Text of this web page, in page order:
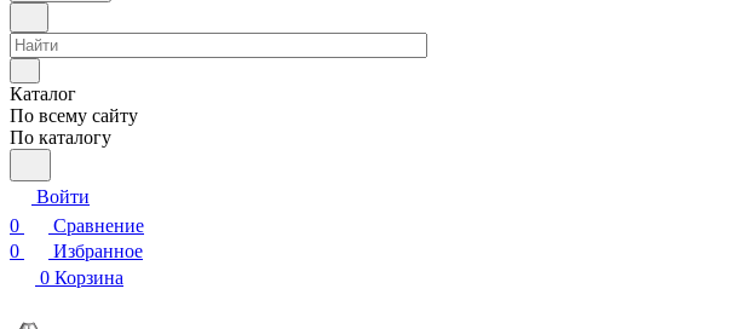
Каталог
По всему сайту
По каталогу
Войти
0
Сравнение
0
Избранное
0 Корзина